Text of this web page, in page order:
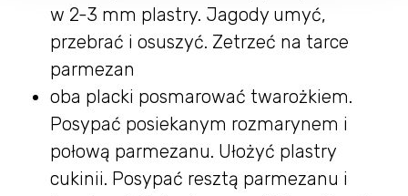
w 2-3 mm plastry. Jagody umyć,
przebrać i osuszyć. Zetrzeć na tarce
parmezan
oba placki posmarować twarożkiem.
Posypać posiekanym rozmarynem i
połową parmezanu. Ułożyć plastry
cukinii. Posypać resztą parmezanu i